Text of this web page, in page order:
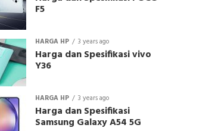
F5
HARGA HP 3 years ago
Harga dan Spesifikasi vivo
Y36
HARGA HP 3 years ago
Harga dan Spesifikasi
Samsung Galaxy A54 5G